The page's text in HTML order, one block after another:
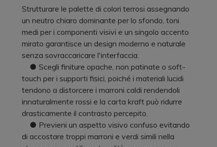
Strutturare le palette di colori terrosi assegnando
un neutro chiaro dominante per lo sfondo, toni
medi per i componenti visivi e un singolo accento
mirato garantisce un design moderno e naturale
senza sovraccaricare l'interfaccia.
● Scegli finiture opache, non patinate o soft-
touch per i supporti fisici, poiché i materiali lucidi
tendono a distorcere i marroni caldi rendendoli
innaturalmente rossi e la carta kraft può ridurre
drasticamente il contrasto percepito.
● Previeni un aspetto visivo confuso evitando
di accostare troppi marroni e verdi simili nella